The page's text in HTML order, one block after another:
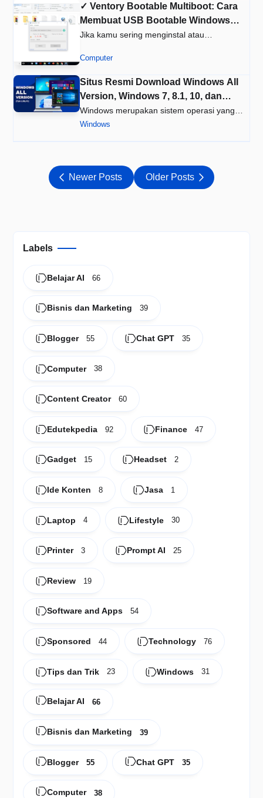
✓ Ventory Bootable Multiboot: Cara
Membuat USB Bootable Windows
Dengan Ventoy
Jika kamu sering menginstal atau
Computer
Situs Resmi Download Windows All
Version, Windows 7, 8.1, 10, dan
Windows 11)
Windows merupakan sistem operasi yang
paling banyak digunakan di dunia…
Windows
Newer Posts Older Posts
Labels
Belajar AI 66
Bisnis dan Marketing 39
Blogger 55 Chat GPT 35
Computer 38
Content Creator 60
Edutekpedia 92 Finance 47
Gadget 15 Headset 2
Ide Konten 8 Jasa 1
Laptop 4 Lifestyle 30
Printer 3 Prompt AI 25
Review 19
Software and Apps 54
Sponsored 44 Technology 76
Tips dan Trik 23 Windows 31
Belajar AI 66
Bisnis dan Marketing 39
Blogger 55 Chat GPT 35
Computer 38